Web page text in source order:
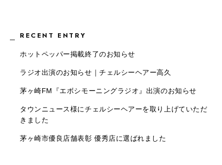
RECENT ENTRY
ホットペッパー掲載終了のお知らせ
ラジオ出演のお知らせ｜チェルシーヘアー高久
茅ヶ崎FM『エボシモーニングラジオ』出演のお知らせ
タウンニュース様にチェルシーヘアーを取り上げていただ
きました
茅ヶ崎市優良店舗表彰 優秀店に選ばれました